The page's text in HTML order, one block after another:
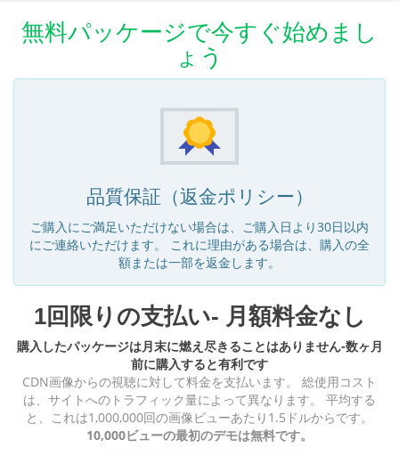
無料パッケージで今すぐ始めまし
ょう
品質保証（返金ポリシー）
ご購入にご満足いただけない場合は、ご購入日より30日以内
にご連絡いただけます。 これに理由がある場合は、購入の全
額または一部を返金します。
1回限りの支払い- 月額料金なし
購入したパッケージは月末に燃え尽きることはありません-数ヶ月
前に購入すると有利です
CDN画像からの視聴に対して料金を支払います。 総使用コスト
は、サイトへのトラフィック量によって異なります。 平均する
と、これは1,000,000回の画像ビューあたり1.5ドルからです。
10,000ビューの最初のデモは無料です。